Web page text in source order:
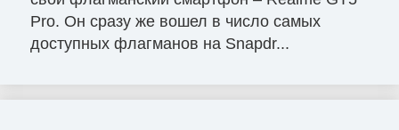
Pro. Он сразу же вошел в число самых
доступных флагманов на Snapdr...